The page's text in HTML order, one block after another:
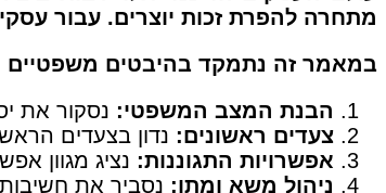
מתחרה להפרת זכות יוצרים. עבור
במאמר זה נתמקד בהיבטים משפטיים
הבנת המצב המשפטי: נסקור את
צעדים ראשונים: נדון בצעדים
אפשרויות התגוננות: נציג מגוון
ניהול משא ומתן: נסביר את